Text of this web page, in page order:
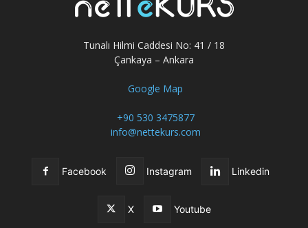
Tunalı Hilmi Caddesi No: 41 / 18
Çankaya – Ankara
Google Map
+90 530 3475877
info@nettekurs.com
Facebook Instagram Linkedin
X Youtube